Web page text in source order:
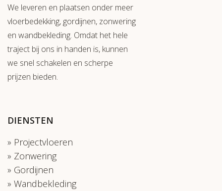
We leveren en plaatsen onder meer
vloerbedekking, gordijnen, zonwering
en wandbekleding. Omdat het hele
traject bij ons in handen is, kunnen
we snel schakelen en scherpe
prijzen bieden.
DIENSTEN
Projectvloeren
Zonwering
Gordijnen
Wandbekleding